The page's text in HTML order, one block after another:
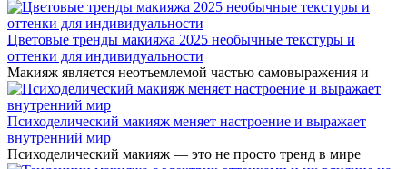
Цветовые тренды макияжа 2025 необычные текстуры и
оттенки для индивидуальности
Макияж является неотъемлемой частью самовыражения и
Психоделический макияж меняет настроение и выражает
внутренний мир
Психоделический макияж — это не просто тренд в мире